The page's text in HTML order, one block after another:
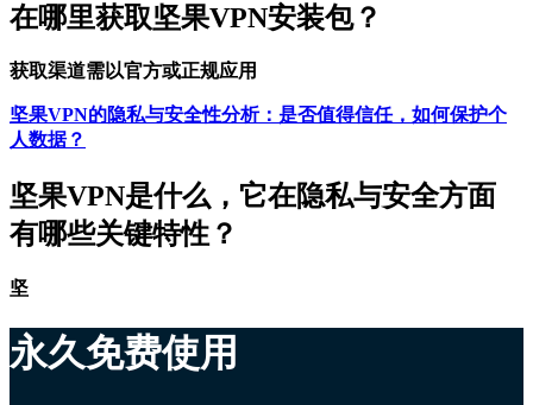
在哪里获取坚果VPN安装包？
获取渠道需以官方或正规应用
坚果VPN的隐私与安全性分析：是否值得信任，如何保护个
人数据？
坚果VPN是什么，它在隐私与安全方面
有哪些关键特性？
坚
永久免费使用